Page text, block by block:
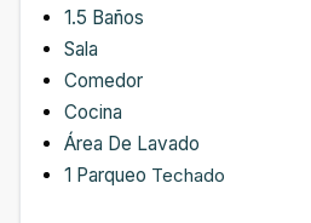
1.5 Baños
Sala
Comedor
Cocina
Área De Lavado
1 Parqueo Techado